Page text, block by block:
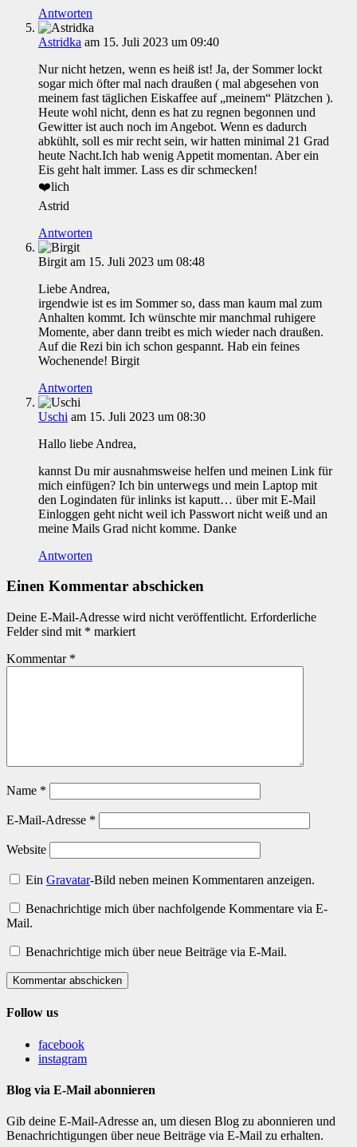
Antworten
Astridka am 15. Juli 2023 um 09:40
Nur nicht hetzen, wenn es heiß ist! Ja, der Sommer lockt
sogar mich öfter mal nach draußen ( mal abgesehen von
meinem fast täglichen Eiskaffee auf „meinem“ Plätzchen ).
Heute wohl nicht, denn es hat zu regnen begonnen und
Gewitter ist auch noch im Angebot. Wenn es dadurch
abkühlt, soll es mir recht sein, wir hatten minimal 21 Grad
heute Nacht.Ich hab wenig Appetit momentan. Aber ein
Eis geht halt immer. Lass es dir schmecken!
❤️lich
Astrid
Antworten
Birgit am 15. Juli 2023 um 08:48
Liebe Andrea,
irgendwie ist es im Sommer so, dass man kaum mal zum
Anhalten kommt. Ich wünschte mir manchmal ruhigere
Momente, aber dann treibt es mich wieder nach draußen.
Auf die Rezi bin ich schon gespannt. Hab ein feines
Wochenende! Birgit
Antworten
Uschi am 15. Juli 2023 um 08:30
Hallo liebe Andrea,
kannst Du mir ausnahmsweise helfen und meinen Link für
mich einfügen? Ich bin unterwegs und mein Laptop mit
den Logindaten für inlinks ist kaputt… über mit E-Mail
Einloggen geht nicht weil ich Passwort nicht weiß und an
meine Mails Grad nicht komme. Danke
Antworten
Einen Kommentar abschicken
Deine E-Mail-Adresse wird nicht veröffentlicht. Erforderliche
Felder sind mit * markiert
Kommentar *
Name *
E-Mail-Adresse *
Website
EinGravatar-Bild neben meinen Kommentaren anzeigen.
Benachrichtige mich über nachfolgende Kommentare via E-
Mail.
Benachrichtige mich über neue Beiträge via E-Mail.
Kommentar abschicken
Follow us
facebook
instagram
Blog via E-Mail abonnieren
Gib deine E-Mail-Adresse an, um diesen Blog zu abonnieren und
Benachrichtigungen über neue Beiträge via E-Mail zu erhalten.